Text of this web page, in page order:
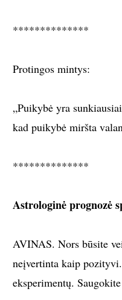
**************
Protingos mintys:
„Puikybė yra
kad puikybė miršta
**************
Astrologinė prognozė
AVINAS. Nors būsite
neįvertinta kaip
eksperimentų.